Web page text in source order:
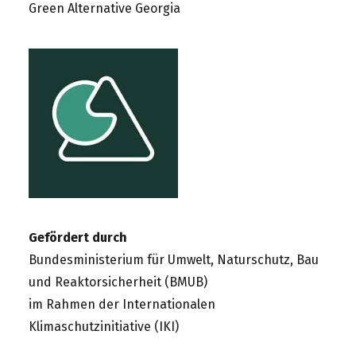
Green Alternative Georgia
Gefördert durch
Bundesministerium für Umwelt, Naturschutz, Bau
und Reaktorsicherheit (BMUB)
im Rahmen der Internationalen
Klimaschutzinitiative (IKI)